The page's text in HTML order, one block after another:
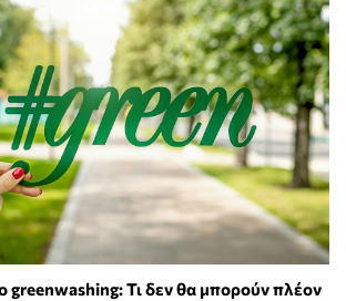
greenwashing: Τι δεν θα μπορούν πλέον